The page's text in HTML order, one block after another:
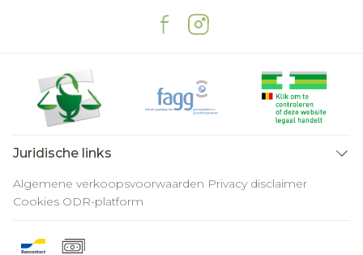
Juridische links
Algemene verkoopsvoorwaarden Privacy disclaimer
Cookies ODR-platform